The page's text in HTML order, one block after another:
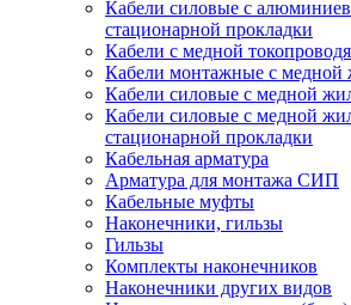
Кабели силовые с
стационарной прокладки
Кабели с медной
Кабели монтажные с медной
Кабели силовые с медной
Кабели силовые с медной
стационарной прокладки
Кабельная арматура
Арматура для монтажа СИП
Кабельные муфты
Наконечники, гильзы
Гильзы
Комплекты наконечников
Наконечники других видов